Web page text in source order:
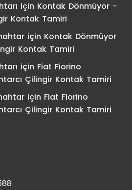
için Kontak Dönmüyor -
Kontak Tamiri
için Kontak Dönmüyor
Kontak Tamiri
için Fiat Fiorino
Çilingir Kontak Tamiri
için Fiat Fiorino
Çilingir Kontak Tamiri